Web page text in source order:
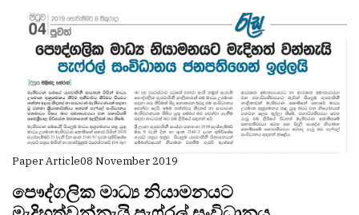
Paper Article08 November 2019
පෞද්ගලික මාධ්‍ය නියාමනයට